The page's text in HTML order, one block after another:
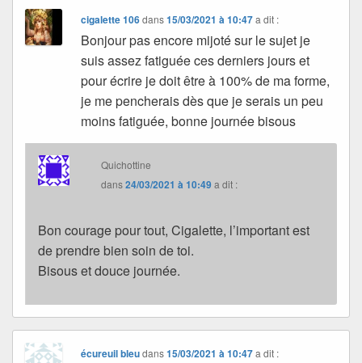
cigalette 106dans15/03/2021 à 10:47 a dit :
Bonjour pas encore mijoté sur le sujet je
suis assez fatiguée ces derniers jours et
pour écrire je doit être à 100% de ma forme,
je me pencherais dès que je serais un peu
moins fatiguée, bonne journée bisous
Quichottine
dans24/03/2021 à 10:49a dit :
Bon courage pour tout, Cigalette, l’important est
de prendre bien soin de toi.
Bisous et douce journée.
écureuil bleudans15/03/2021 à 10:47 a dit :